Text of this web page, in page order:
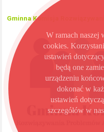
Gminna Komisja
W ramach naszej
cookies.
ustawień
będą one
urządzeniu
dokonać w
ustawień
szczegółów w